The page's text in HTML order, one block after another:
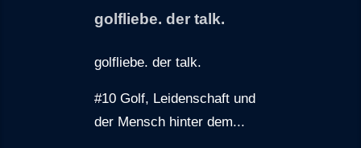
golfliebe. der talk.
golfliebe. der talk.
#10 Golf, Leidenschaft und
der Mensch hinter dem...